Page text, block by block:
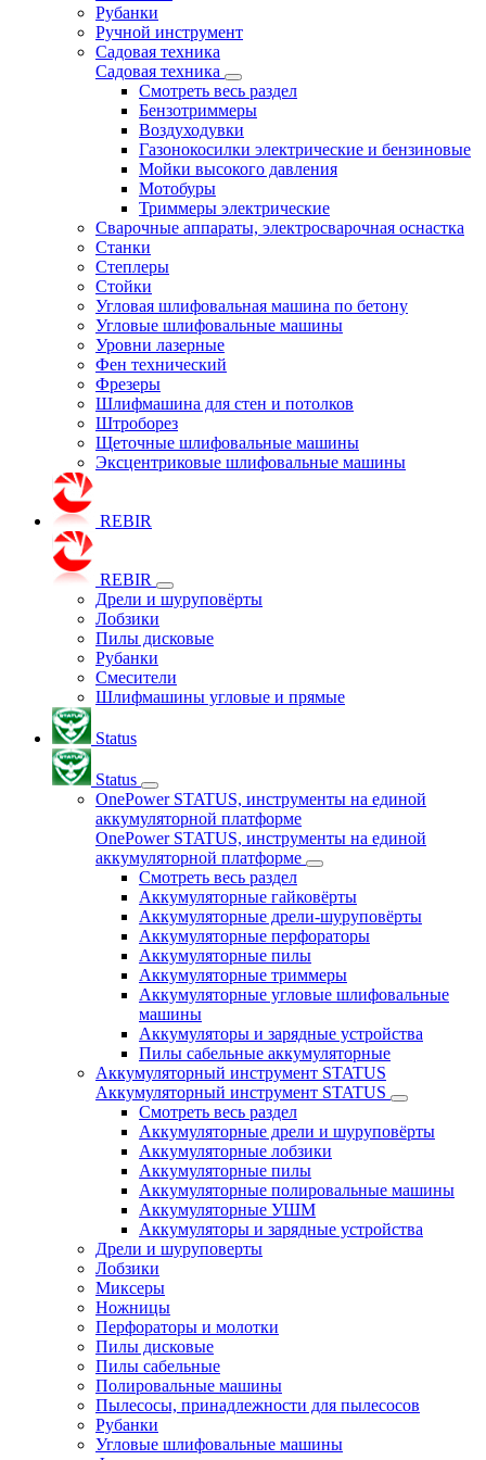
Рубанки
Ручной инструмент
Садовая техника
Садовая техника
Смотреть весь раздел
Бензотриммеры
Воздуходувки
Газонокосилки электрические и бензиновые
Мойки высокого давления
Мотобуры
Триммеры электрические
Сварочные аппараты, электросварочная оснастка
Станки
Степлеры
Стойки
Угловая шлифовальная машина по бетону
Угловые шлифовальные машины
Уровни лазерные
Фен технический
Фрезеры
Шлифмашина для стен и потолков
Штроборез
Щеточные шлифовальные машины
Эксцентриковые шлифовальные машины
REBIR
REBIR
Дрели и шуруповёрты
Лобзики
Пилы дисковые
Рубанки
Смесители
Шлифмашины угловые и прямые
Status
Status
OnePower STATUS, инструменты на единой
аккумуляторной платформе
OnePower STATUS, инструменты на единой
аккумуляторной платформе
Смотреть весь раздел
Аккумуляторные гайковёрты
Аккумуляторные дрели-шуруповёрты
Аккумуляторные перфораторы
Аккумуляторные пилы
Аккумуляторные триммеры
Аккумуляторные угловые шлифовальные
машины
Аккумуляторы и зарядные устройства
Пилы сабельные аккумуляторные
Аккумуляторный инструмент STATUS
Аккумуляторный инструмент STATUS
Смотреть весь раздел
Аккумуляторные дрели и шуруповёрты
Аккумуляторные лобзики
Аккумуляторные пилы
Аккумуляторные полировальные машины
Аккумуляторные УШМ
Аккумуляторы и зарядные устройства
Дрели и шуруповерты
Лобзики
Миксеры
Ножницы
Перфораторы и молотки
Пилы дисковые
Пилы сабельные
Полировальные машины
Пылесосы, принадлежности для пылесосов
Рубанки
Угловые шлифовальные машины